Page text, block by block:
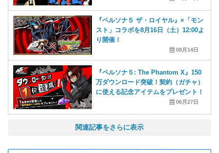
『ペルソナ５ ザ・ロイヤル』×「モン
スト」コラボを8月16日（土）12:00よ
り開催！
08月14日
『ペルソナ５: The Phantom X』150
万ダウンロード突破！契約（ガチャ）
に使える記念アイテムをプレゼント！
06月27日